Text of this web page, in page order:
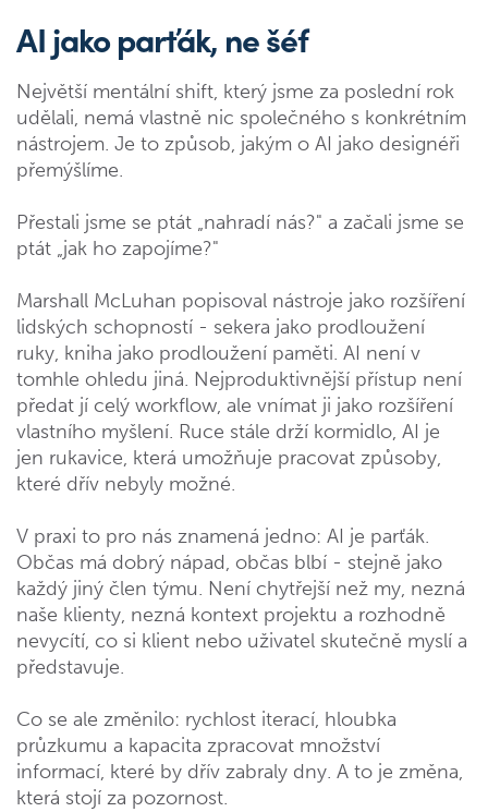
AI jako parťák, ne šéf
Největší mentální shift, který jsme za poslední rok
udělali, nemá vlastně nic společného s konkrétním
nástrojem. Je to způsob, jakým o AI jako designéři
přemýšlíme.
Přestali jsme se ptát „nahradí nás?" a začali jsme se
ptát „jak ho zapojíme?"
Marshall McLuhan popisoval nástroje jako rozšíření
lidských schopností - sekera jako prodloužení
ruky, kniha jako prodloužení paměti. AI není v
tomhle ohledu jiná. Nejproduktivnější přístup není
předat jí celý workflow, ale vnímat ji jako rozšíření
vlastního myšlení. Ruce stále drží kormidlo, AI je
jen rukavice, která umožňuje pracovat způsoby,
které dřív nebyly možné.
V praxi to pro nás znamená jedno: AI je parťák.
Občas má dobrý nápad, občas blbí - stejně jako
každý jiný člen týmu. Není chytřejší než my, nezná
naše klienty, nezná kontext projektu a rozhodně
nevycítí, co si klient nebo uživatel skutečně myslí a
představuje.
Co se ale změnilo: rychlost iterací, hloubka
průzkumu a kapacita zpracovat množství
informací, které by dřív zabraly dny. A to je změna,
která stojí za pozornost.